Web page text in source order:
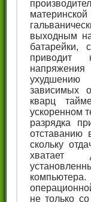
выходным
батарейки,
приводит
ухудшению
зависимых
кварц
ускоренном
разрядка
отставанию
скольку
хватает
не только